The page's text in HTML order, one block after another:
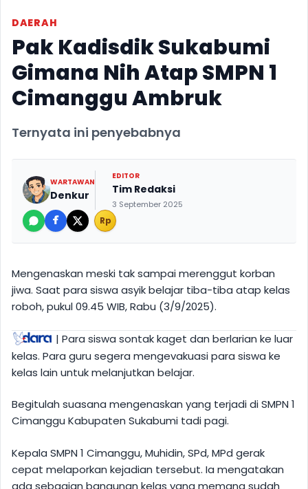
DAERAH
Pak Kadisdik Sukabumi
Gimana Nih Atap SMPN 1
Cimanggu Ambruk
Ternyata ini penyebabnya
WARTAWAN
Denkur
EDITOR
Tim Redaksi
3 September 2025
Rp
Mengenaskan meski tak sampai merenggut korban
jiwa. Saat para siswa asyik belajar tiba-tiba atap kelas
roboh, pukul 09.45 WIB, Rabu (3/9/2025).
| Para siswa sontak kaget dan berlarian ke luar
kelas. Para guru segera mengevakuasi para siswa ke
kelas lain untuk melanjutkan belajar.
Begitulah suasana mengenaskan yang terjadi di SMPN 1
Cimanggu Kabupaten Sukabumi tadi pagi.
Kepala SMPN 1 Cimanggu, Muhidin, SPd, MPd gerak
cepat melaporkan kejadian tersebut. Ia mengatakan
ada sebagian bangunan kelas yang memang sudah